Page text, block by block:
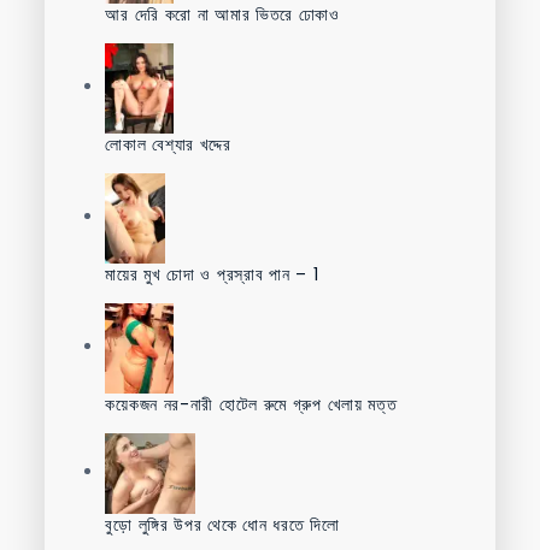
আর দেরি করো না আমার ভিতরে ঢোকাও
লোকাল বেশ্যার খদ্দের
মায়ের মুখ চোদা ও প্রস্রাব পান – 1
কয়েকজন নর-নারী হোটেল রুমে গ্রুপ খেলায় মত্ত
বুড়ো লুঙ্গির উপর থেকে ধোন ধরতে দিলো